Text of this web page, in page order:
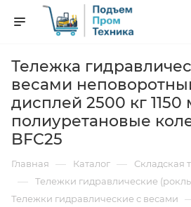
Тележка
весами
дисплей 2500 кг 1150
полиуретановые
BFC25
Главная — Каталог — Складская
— Тележки гидравлические
Тележки гидравлические с весами